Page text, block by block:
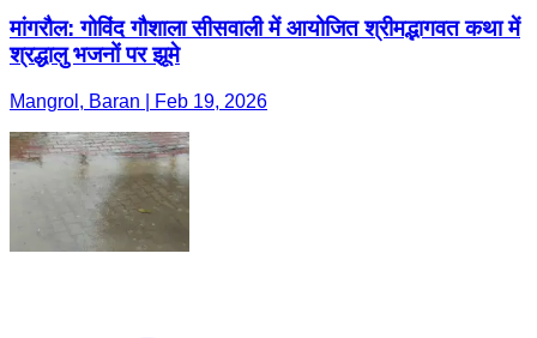
मांगरौल: गोविंद गौशाला सीसवाली में आयोजित श्रीमद्भागवत कथा में
श्रद्धालु भजनों पर झूमे
Mangrol, Baran | Feb 19, 2026